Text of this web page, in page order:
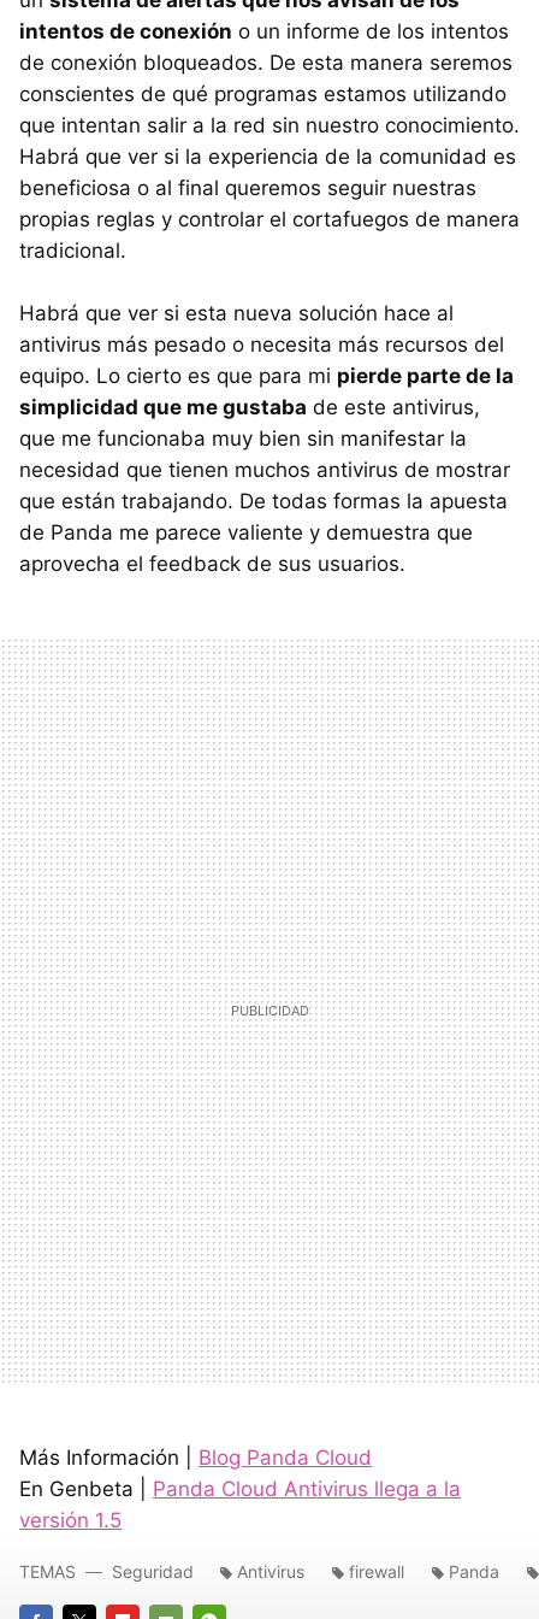
intentos de conexión o un informe de los intentos
de conexión bloqueados. De esta manera seremos
conscientes de qué programas estamos utilizando
que intentan salir a la red sin nuestro conocimiento.
Habrá que ver si la experiencia de la comunidad es
beneficiosa o al final queremos seguir nuestras
propias reglas y controlar el cortafuegos de manera
tradicional.
Habrá que ver si esta nueva solución hace al
antivirus más pesado o necesita más recursos del
equipo. Lo cierto es que para mi pierde parte de la
simplicidad que me gustaba de este antivirus,
que me funcionaba muy bien sin manifestar la
necesidad que tienen muchos antivirus de mostrar
que están trabajando. De todas formas la apuesta
de Panda me parece valiente y demuestra que
aprovecha el feedback de sus usuarios.
Más Información | Blog Panda Cloud
En Genbeta | Panda Cloud Antivirus llega a la
versión 1.5
TEMAS Seguridad Antivirus firewall Panda